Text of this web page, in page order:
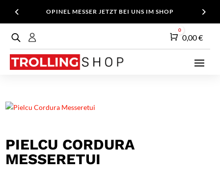
OPINEL MESSER JETZT BEI UNS IM SHOP
Warenkorb
0
0,00€
PIELCU CORDURA
MESSERETUI